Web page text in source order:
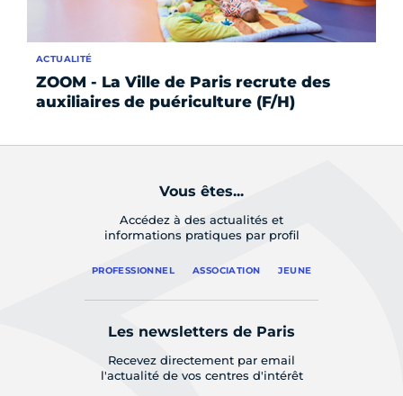
ZOOM - La Ville de Paris recrute des
auxiliaires de puériculture (F/H)
ACTUALITÉ
Vous êtes...
Accédez à des actualités et
informations pratiques par profil
PROFESSIONNEL ASSOCIATION JEUNE
Les newsletters de Paris
Recevez directement par email
l'actualité de vos centres d'intérêt